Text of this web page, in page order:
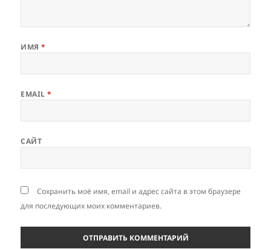
ИМЯ*
EMAIL*
САЙТ
Сохранить моё имя, email и адрес сайта в этом браузере
для последующих моих комментариев.